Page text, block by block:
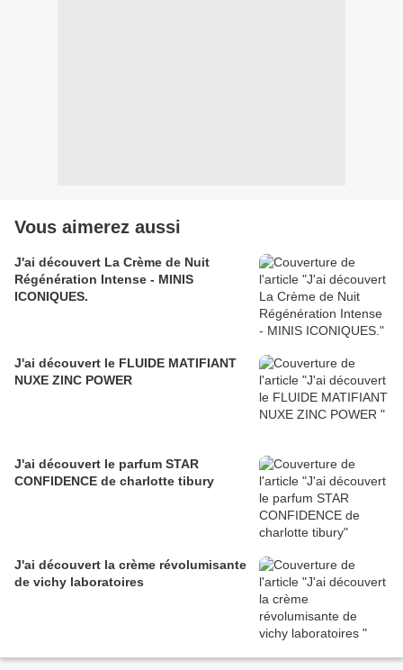
Vous aimerez aussi
J'ai découvert La Crème de Nuit
Régénération Intense - MINIS
ICONIQUES.
J'ai découvert le FLUIDE MATIFIANT
NUXE ZINC POWER
J'ai découvert le parfum STAR
CONFIDENCE de charlotte tibury
J'ai découvert la crème révolumisante
de vichy laboratoires